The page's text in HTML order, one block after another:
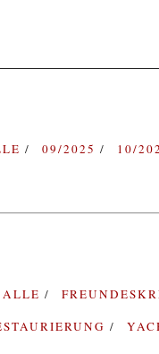
09/2025 10/
ALLE